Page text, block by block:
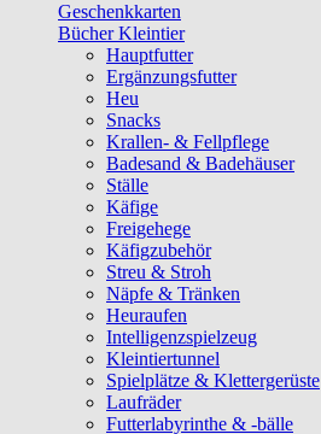
Geschenkkarten
Bücher Kleintier
Hauptfutter
Ergänzungsfutter
Heu
Snacks
Krallen- & Fellpflege
Badesand & Badehäuser
Ställe
Käfige
Freigehege
Käfigzubehör
Streu & Stroh
Näpfe & Tränken
Heuraufen
Intelligenzspielzeug
Kleintiertunnel
Spielplätze & Klettergerüste
Laufräder
Futterlabyrinthe & -bälle